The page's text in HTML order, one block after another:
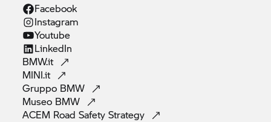
Facebook
Instagram
Youtube
LinkedIn
BMW.it
MINI.it
Gruppo BMW
Museo BMW
ACEM Road SafetyStrategy